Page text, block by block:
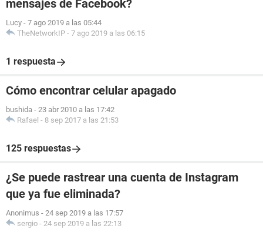
mensajes de Facebook?
Lucy - 7 ago 2019 a las 05:44
TheNetworkIP - 7 ago 2019 a las 06:15
1 respuesta
Cómo encontrar celular apagado
bushida - 23 abr 2010 a las 17:42
Rafael - 8 sep 2017 a las 21:53
125 respuestas
¿Se puede rastrear una cuenta de Instagram
que ya fue eliminada?
Anonimus - 24 sep 2019 a las 17:57
sergio - 24 sep 2019 a las 22:13